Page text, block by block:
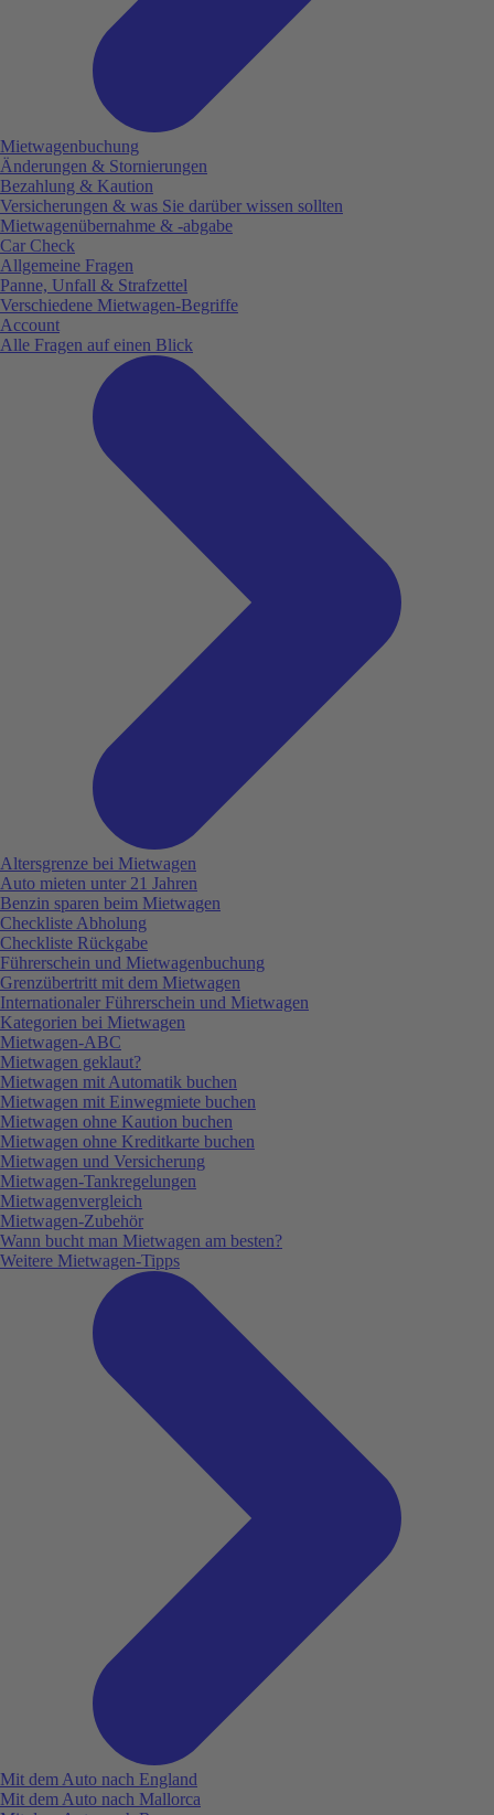
Mietwagenbuchung
Änderungen & Stornierungen
Bezahlung & Kaution
Versicherungen & was Sie darüber wissen sollten
Mietwagenübernahme & -abgabe
Car Check
Allgemeine Fragen
Panne, Unfall & Strafzettel
Verschiedene Mietwagen-Begriffe
Account
Alle Fragen auf einen Blick
Altersgrenze bei Mietwagen
Auto mieten unter 21 Jahren
Benzin sparen beim Mietwagen
Checkliste Abholung
Checkliste Rückgabe
Führerschein und Mietwagenbuchung
Grenzübertritt mit dem Mietwagen
Internationaler Führerschein und Mietwagen
Kategorien bei Mietwagen
Mietwagen-ABC
Mietwagen geklaut?
Mietwagen mit Automatik buchen
Mietwagen mit Einwegmiete buchen
Mietwagen ohne Kaution buchen
Mietwagen ohne Kreditkarte buchen
Mietwagen und Versicherung
Mietwagen-Tankregelungen
Mietwagenvergleich
Mietwagen-Zubehör
Wann bucht man Mietwagen am besten?
Weitere Mietwagen-Tipps
Mit dem Auto nach England
Mit dem Auto nach Mallorca